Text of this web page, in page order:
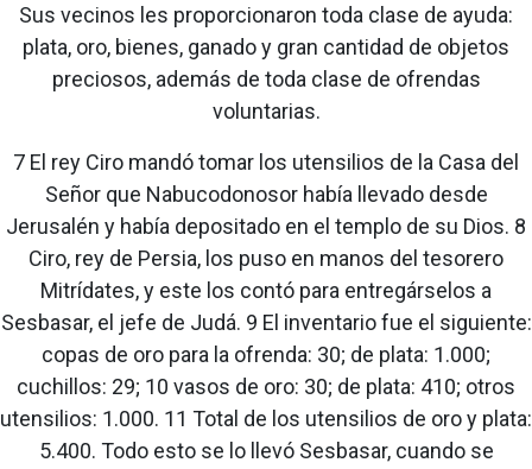
Sus vecinos les proporcionaron toda clase de ayuda:
plata, oro, bienes, ganado y gran cantidad de objetos
preciosos, además de toda clase de ofrendas
voluntarias.
7 El rey Ciro mandó tomar los utensilios de la Casa del
Señor que Nabucodonosor había llevado desde
Jerusalén y había depositado en el templo de su Dios. 8
Ciro, rey de Persia, los puso en manos del tesorero
Mitrídates, y este los contó para entregárselos a
Sesbasar, el jefe de Judá. 9 El inventario fue el siguiente:
copas de oro para la ofrenda: 30; de plata: 1.000;
cuchillos: 29; 10 vasos de oro: 30; de plata: 410; otros
utensilios: 1.000. 11 Total de los utensilios de oro y plata:
5.400. Todo esto se lo llevó Sesbasar, cuando se